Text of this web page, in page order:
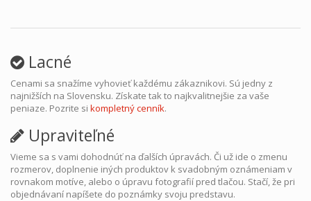
Lacné
Cenami sa snažíme vyhovieť každému zákaznikovi. Sú jedny z
najnižších na Slovensku. Získate tak to najkvalitnejšie za vaše
peniaze. Pozrite si kompletný cenník.
Upraviteľné
Vieme sa s vami dohodnúť na ďalších úpravách. Či už ide o zmenu
rozmerov, doplnenie iných produktov k svadobným oznámeniam v
rovnakom motíve, alebo o úpravu fotografií pred tlačou. Stačí, že pri
objednávaní napíšete do poznámky svoju predstavu.